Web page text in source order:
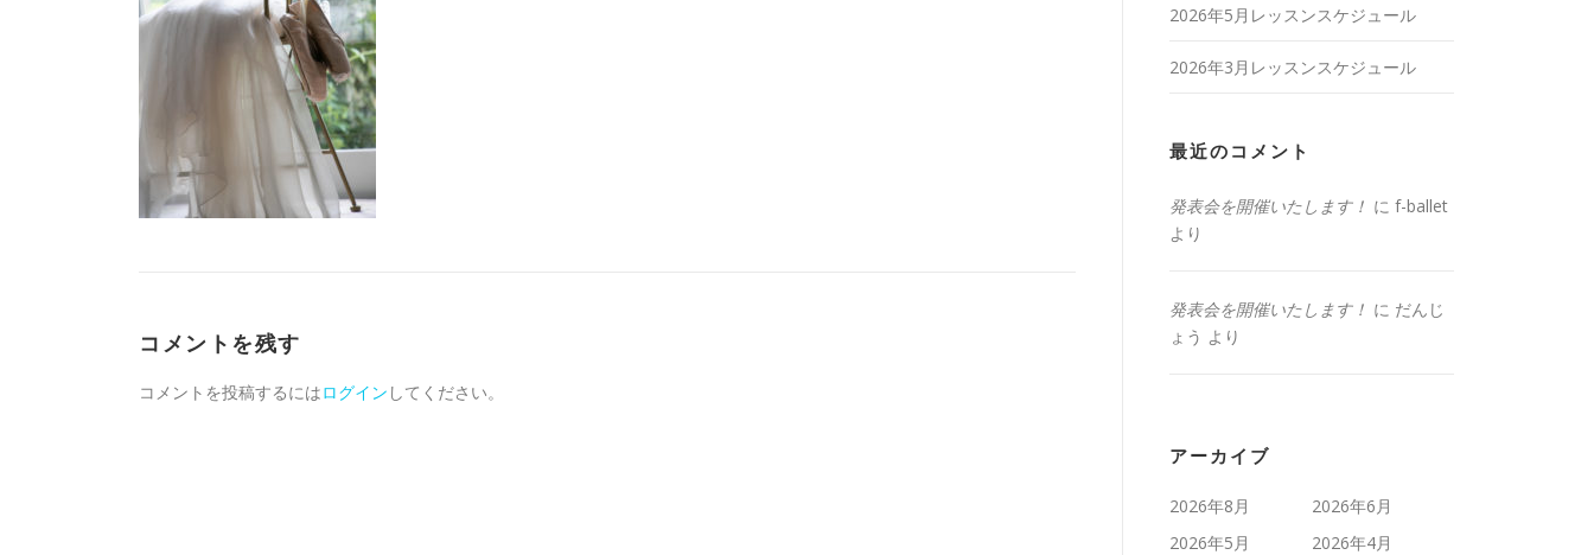
コメントを残す
コメントを投稿するにはログイン してください。
2026年5月レッスンスケジュール
2026年3月レッスンスケジュール
最近のコメント
発表会を開催いたします！ に f-ballet
より
発表会を開催いたします！ に だんじ
ょう より
アーカイブ
2026年8月
2026年6月
2026年5月
2026年4月